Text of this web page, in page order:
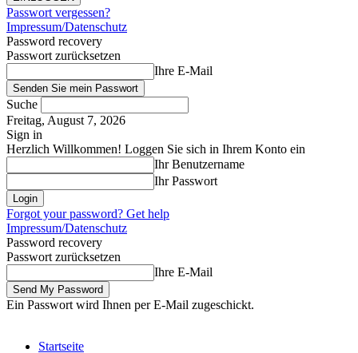
Passwort vergessen?
Impressum/Datenschutz
Password recovery
Passwort zurücksetzen
Ihre E-Mail
Suche
Freitag, August 7, 2026
Sign in
Herzlich Willkommen! Loggen Sie sich in Ihrem Konto ein
Ihr Benutzername
Ihr Passwort
Forgot your password? Get help
Impressum/Datenschutz
Password recovery
Passwort zurücksetzen
Ihre E-Mail
Ein Passwort wird Ihnen per E-Mail zugeschickt.
Startseite